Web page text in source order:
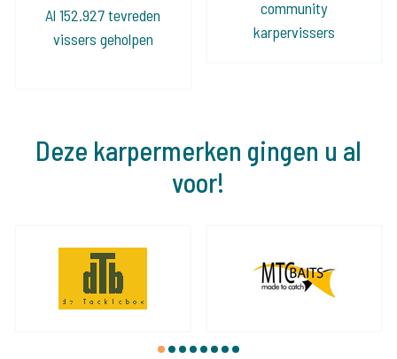
Al 152.927 tevreden
vissers geholpen
community
karpervissers
Deze karpermerken gingen u al
voor!
1 2 3 4 5 6 7 8